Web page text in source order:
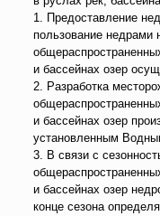
1. Предоставление
пользование недрами
и бассейнах озер
2. Разработка
и бассейнах озер
установленным
3. В связи с
и бассейнах озер
конце сезона